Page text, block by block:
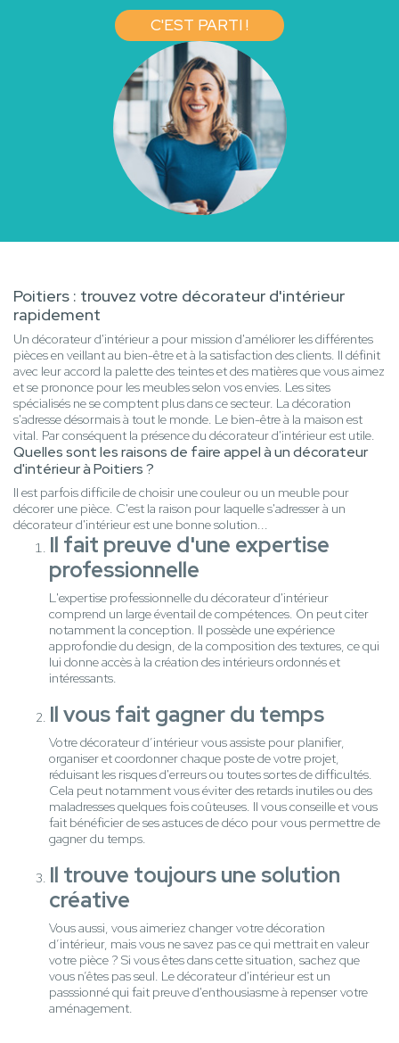
C'EST PARTI !
Poitiers : trouvez votre décorateur d'intérieur
rapidement
Un décorateur d'intérieur a pour mission d'améliorer les différentes
pièces en veillant au bien-être et à la satisfaction des clients. Il définit
avec leur accord la palette des teintes et des matières que vous aimez
et se prononce pour les meubles selon vos envies. Les sites
spécialisés ne se comptent plus dans ce secteur. La décoration
s'adresse désormais à tout le monde. Le bien-être à la maison est
vital. Par conséquent la présence du décorateur d'intérieur est utile.
Quelles sont les raisons de faire appel à un décorateur
d'intérieur à Poitiers ?
Il est parfois difficile de choisir une couleur ou un meuble pour
décorer une pièce. C'est la raison pour laquelle s'adresser à un
décorateur d'intérieur est une bonne solution...
Il fait preuve d'une expertise
professionnelle
L'expertise professionnelle du décorateur d'intérieur
comprend un large éventail de compétences. On peut citer
notamment la conception. Il possède une expérience
approfondie du design, de la composition des textures, ce qui
lui donne accès à la création des intérieurs ordonnés et
intéressants.
Il vous fait gagner du temps
Votre décorateur d’intérieur vous assiste pour planifier,
organiser et coordonner chaque poste de votre projet,
réduisant les risques d'erreurs ou toutes sortes de difficultés.
Cela peut notamment vous éviter des retards inutiles ou des
maladresses quelques fois coûteuses. Il vous conseille et vous
fait bénéficier de ses astuces de déco pour vous permettre de
gagner du temps.
Il trouve toujours une solution
créative
Vous aussi, vous aimeriez changer votre décoration
d’intérieur, mais vous ne savez pas ce qui mettrait en valeur
votre pièce ? Si vous êtes dans cette situation, sachez que
vous n’êtes pas seul. Le décorateur d'intérieur est un
passsionné qui fait preuve d'enthousiasme à repenser votre
aménagement.